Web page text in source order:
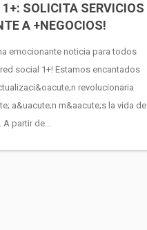
SOLICITA SERVICIOS
A +NEGOCIOS!
emocionante noticia para todos
social 1+! Estamos encantados
revolucionaria
a&uacute;n m&aacute;s la vida de
A partir de...